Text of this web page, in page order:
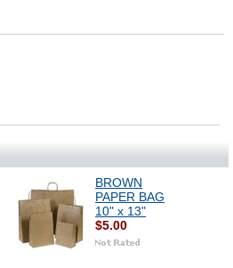
BROWN
PAPER BAG
10" x 13"
$5.00